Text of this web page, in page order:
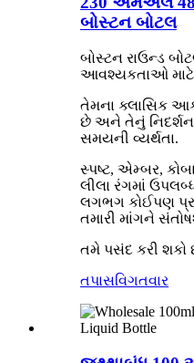
બોસ્ટન બોટલ
બોસ્ટન રાઉન્ડ
આવશ્યકતાઓ માટે
તેમના ક્લાસિક
છે અને તેનું
સમયની વ્યર્થતા.
સ્પષ્ટ, એમ્બર,
લીલા રંગમાં
લગભગ કોઈપણ
તમારી માંગને
તમે પસંદ કરી શકો
તપાસવિગતવાર